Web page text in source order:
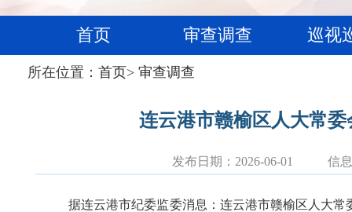
首页 审查调查 巡视
所在位置： 首页> 审查调查
连云港市赣榆区人大常
发布日期：2026-06-01 信
据连云港市纪委监委消息：连云港市赣榆区人大